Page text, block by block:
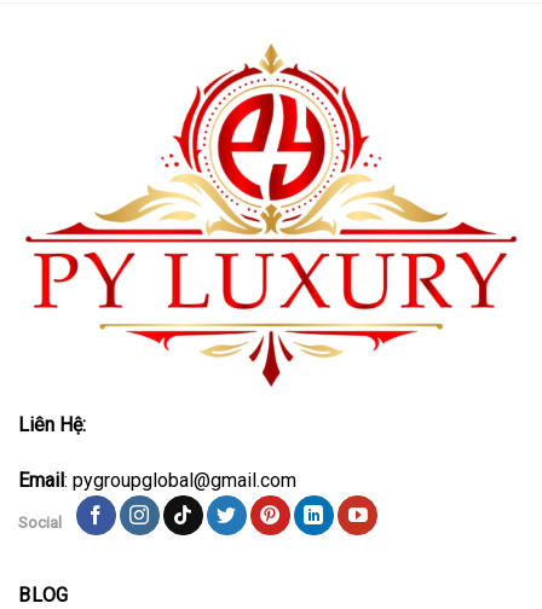
Liên Hệ:
Email: pygroupglobal@gmail.com
Social
BLOG